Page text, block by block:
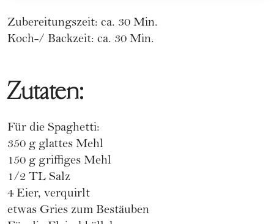
Zubereitungszeit: ca. 30 Min.
Koch-/ Backzeit: ca. 30 Min.
Zutaten:
Für die Spaghetti:
350 g glattes Mehl
150 g griffiges Mehl
1/2 TL Salz
4 Eier, verquirlt
etwas Gries zum Bestäuben